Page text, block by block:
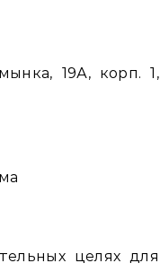
19А, корп. 1,
целях для